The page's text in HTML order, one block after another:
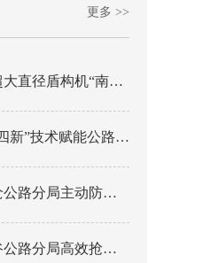
更多 >>
机“南湖号”在常熟下线
”技术赋能公路养护
功处置214国道山体崩塌险情
效抢通紧急送医村路